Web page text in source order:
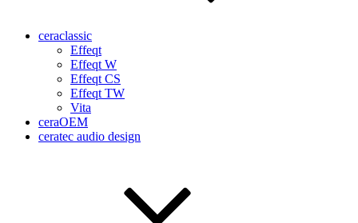
ceraclassic
Effeqt
Effeqt W
Effeqt CS
Effeqt TW
Vita
ceraOEM
ceratec audio design